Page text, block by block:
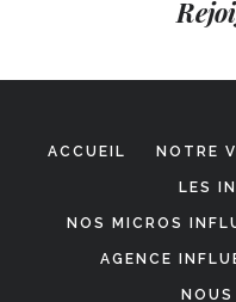
ACCUEIL NOTRE
LES
NOS MICROS
AGENCE